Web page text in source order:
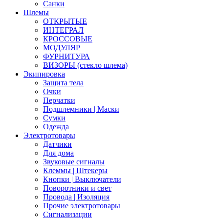
Санки
Шлемы
ОТКРЫТЫЕ
ИНТЕГРАЛ
КРОССОВЫЕ
МОДУЛЯР
ФУРНИТУРА
ВИЗОРЫ (стекло шлема)
Экипировка
Защита тела
Очки
Перчатки
Подшлемники | Маски
Сумки
Одежда
Электротовары
Датчики
Для дома
Звуковые сигналы
Клеммы | Штекеры
Кнопки | Выключатели
Поворотники и свет
Провода | Изоляция
Прочие электротовары
Сигнализации